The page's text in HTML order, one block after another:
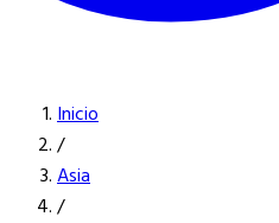
Inicio
/
Asia
/